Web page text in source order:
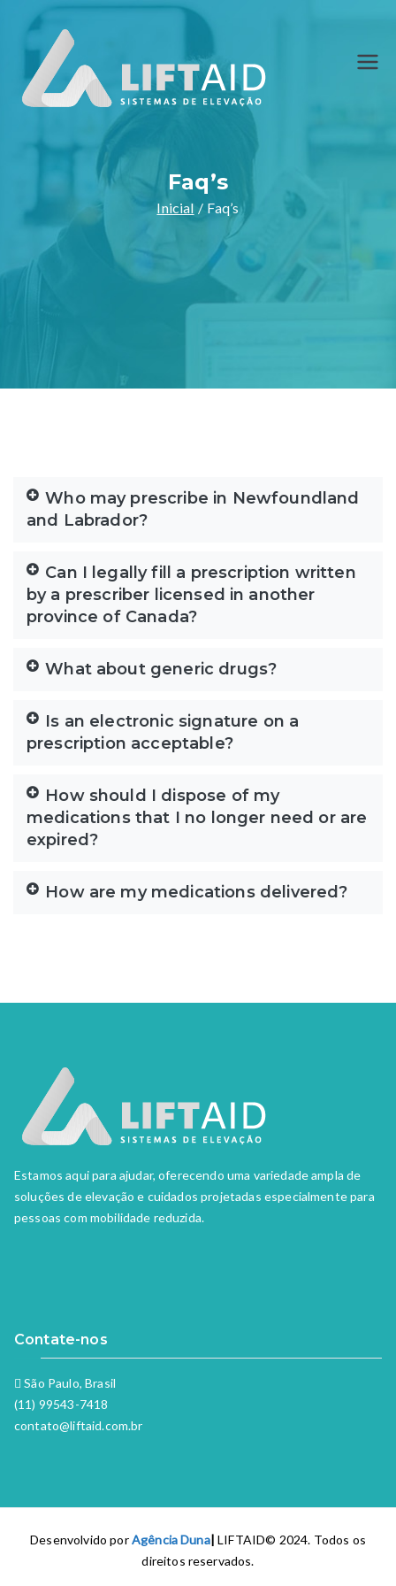
Faq’s
Inicial Faq’s
Who may prescribe in Newfoundland
and Labrador?
Can I legally fill a prescription written
by a prescriber licensed in another
province of Canada?
What about generic drugs?
Is an electronic signature on a
prescription acceptable?
How should I dispose of my
medications that I no longer need or are
expired?
How are my medications delivered?
Estamos aqui para ajudar, oferecendo uma variedade ampla de
soluções de elevação e cuidados projetadas especialmente para
pessoas com mobilidade reduzida.
Contate-nos
São Paulo, Brasil
(11) 99543-7418
contato@liftaid.com.br
Desenvolvido porAgência Duna|LIFTAID© 2024. Todos os
direitos reservados.